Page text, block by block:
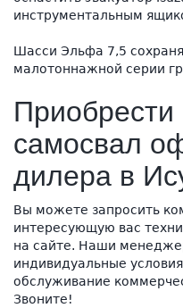
инструментальным
Шасси Эльфа 7,5
малотоннажной серии
самосвал
дилера в
Вы можете запросить
интересующую вас
на сайте. Наши
индивидуальные
обслуживание
Звоните!